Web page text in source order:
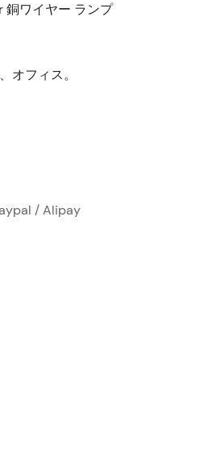
ワイヤー ランプ
オフィス。
/ Alipay